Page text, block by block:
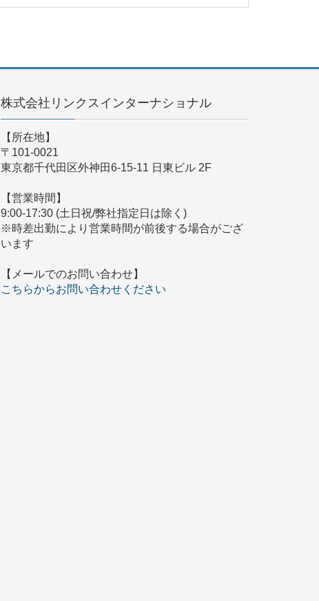
株式会社リンクスインターナショナル
【所在地】
〒101-0021
東京都千代田区外神田6-15-11 日東ビル 2F
【営業時間】
9:00-17:30 (土日祝/弊社指定日は除く)
※時差出勤により営業時間が前後する場合がござ
います
【メールでのお問い合わせ】
こちらからお問い合わせください